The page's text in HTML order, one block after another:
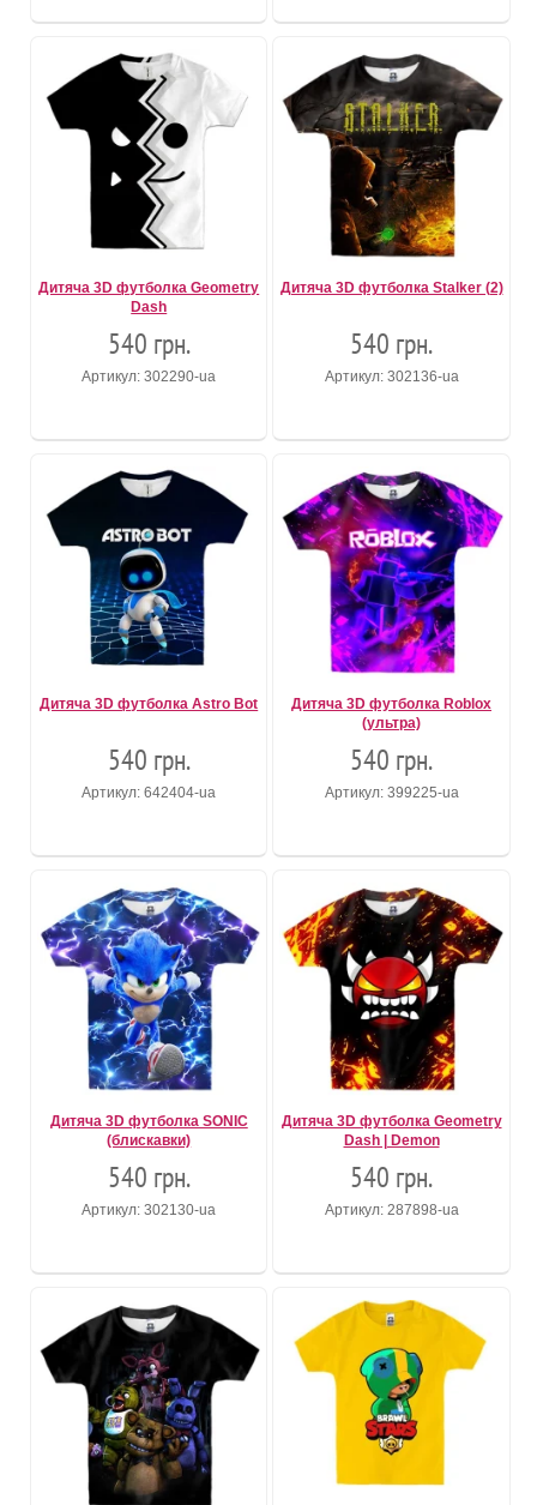
Дитяча 3D футболка Geometry
Dash
540 грн.
Артикул: 302290-ua
Дитяча 3D футболка Stalker (2)
540 грн.
Артикул: 302136-ua
Дитяча 3D футболка Astro Bot
540 грн.
Артикул: 642404-ua
Дитяча 3D футболка Roblox
(ультра)
540 грн.
Артикул: 399225-ua
Дитяча 3D футболка SONIC
(блискавки)
540 грн.
Артикул: 302130-ua
Дитяча 3D футболка Geometry
Dash | Demon
540 грн.
Артикул: 287898-ua